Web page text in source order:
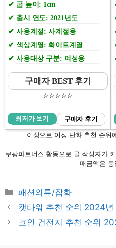
굽 높이: 1cm
출시 연도: 2021년도
사용계절: 사계절용
색상계열: 화이트계열
사용대상 구분: 여성용
구매자 BEST 후기
⭐️⭐️⭐️⭐️⭐️
최저가 보기 구매자 후기
이상으로 여성 단화 추천 순위
쿠팡파트너스 활동으로 글 작성자가
매금액은 동
Categories
패션의류/잡화
Post
navigation
캣타워 추천 순위 2024년
코인 건전지 추천 순위